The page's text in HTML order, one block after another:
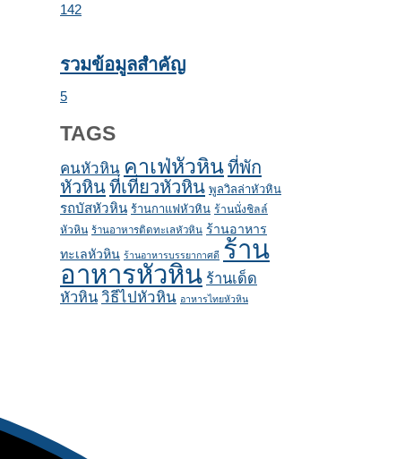
142
รวมข้อมูลสำคัญ
5
TAGS
คนหัวหิน คาเฟ่หัวหินที่พัก
หัวหินที่เที่ยวหัวหิน พูลวิลล่าหัวหิน
รถบัสหัวหิน ร้านกาแฟหัวหิน ร้านนั่งชิลล์
หัวหิน ร้านอาหารติดทะเลหัวหิน ร้านอาหาร
ทะเลหัวหิน ร้านอาหารบรรยากาศดี ร้าน
อาหารหัวหิน ร้านเด็ด
หัวหิน วิธีไปหัวหิน อาหารไทยหัวหิน